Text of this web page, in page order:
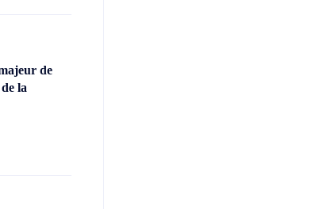
de
la